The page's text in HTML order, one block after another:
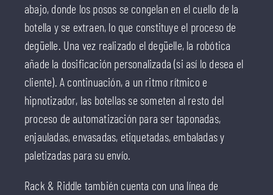
abajo, donde los posos se congelan en el cuello de la
botella y se extraen, lo que constituye el proceso de
degüelle. Una vez realizado el degüelle, la robótica
añade la dosificación personalizada (si así lo desea el
cliente). A continuación, a un ritmo rítmico e
hipnotizador, las botellas se someten al resto del
proceso de automatización para ser taponadas,
enjauladas, envasadas, etiquetadas, embaladas y
paletizadas para su envío.
Rack & Riddle también cuenta con una línea de